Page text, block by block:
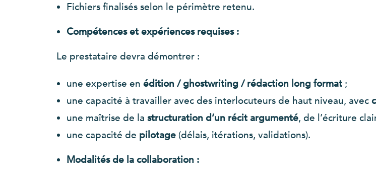
Fichiers finalisés selon le périmètre retenu.
Compétences et expériences requises :
Le prestataire devra démontrer :
une expertise en édition / ghostwriting / rédaction long format ;
une capacité à travailler avec des interlocuteurs de haut niveau, avec
une maîtrise de la structuration d’un récit argumenté, de l’écriture
une capacité de pilotage (délais, itérations, validations).
Modalités de la collaboration :